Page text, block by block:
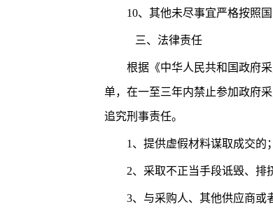
10、其他未尽事宜严格按照
三、法律责任
根据《中华人民共和国政府
单，在一至三年内禁止参加政府
追究刑事责任。
1、提供虚假材料谋取成交的；
2、采取不正当手段诋毁、排
3、与采购人、其他供应商或